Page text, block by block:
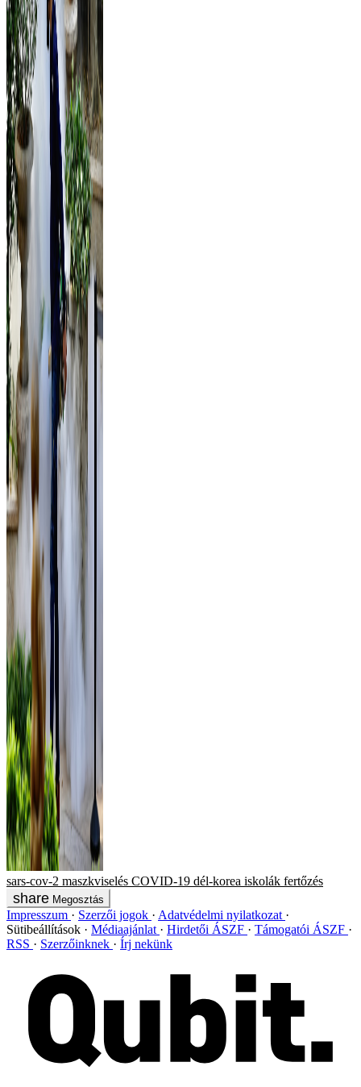
sars-cov-2 maszkviselés COVID-19 dél-korea iskolák fertőzés
Megosztás
Impresszum Szerzői jogok
Adatvédelmi nyilatkozat
Sütibeállítások
Médiaajánlat Hirdetői ÁSZF
Támogatói ÁSZF
RSS
Szerzőinknek Írj nekünk